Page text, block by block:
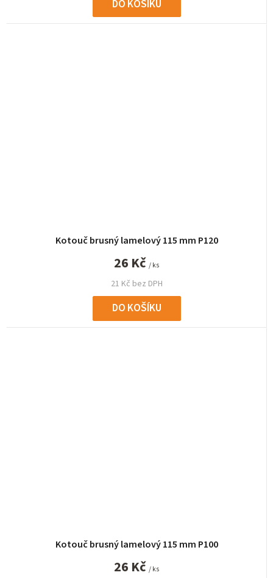
DO KOŠÍKU
Kotouč brusný lamelový 115 mm P120
21 Kč bez DPH
26 Kč / ks
DO KOŠÍKU
Kotouč brusný lamelový 115 mm P100
26 Kč / ks